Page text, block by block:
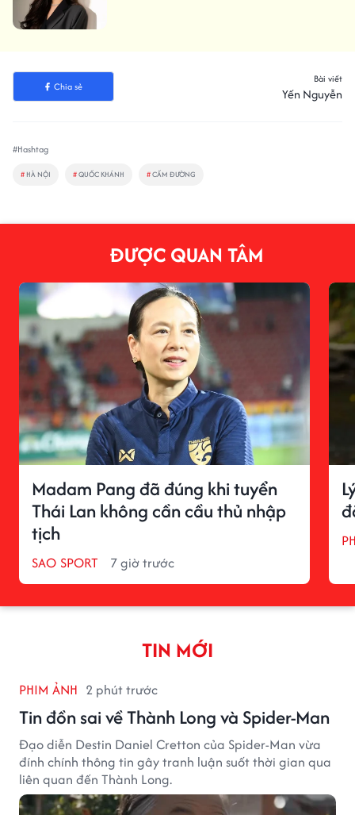
Chia sẻ
Bài viết
Yến Nguyễn
#Hashtag
# HÀ NỘI #QUỐC KHÁNH #CẤM ĐƯỜNG
ĐƯỢC QUAN TÂM
Madam Pang đã đúng khi tuyển
Thái Lan không cần cầu thủ nhập
tịch
SAO SPORT 7 giờ trước
TIN MỚI
PHIM ẢNH 2 phút trước
Tin đồn sai về Thành Long và Spider-Man
Đạo diễn Destin Daniel Cretton của Spider-Man vừa
đính chính thông tin gây tranh luận suốt thời gian qua
liên quan đến Thành Long.